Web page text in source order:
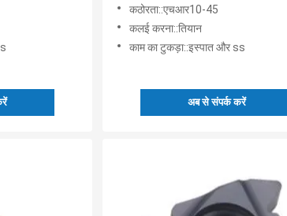
कठोरता::एचआर10-45
कलई करना::तियान
काम का टुकड़ा::इस्पात और ss
अब से संपर्क करें